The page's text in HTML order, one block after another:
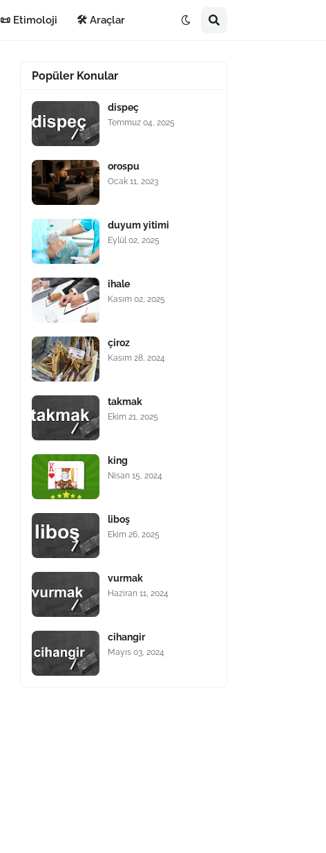
📜 Etimoloji 🛠️ Araçlar
Popüler Konular
dispeç
Temmuz 04, 2025
orospu
Ocak 11, 2023
duyum yitimi
Eylül 02, 2025
ihale
Kasım 02, 2025
çiroz
Kasım 28, 2024
takmak
Ekim 21, 2025
king
Nisan 15, 2024
liboş
Ekim 26, 2025
vurmak
Haziran 11, 2024
cihangir
Mayıs 03, 2024